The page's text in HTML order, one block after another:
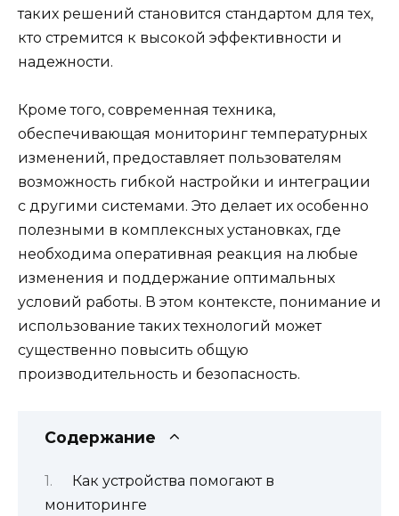
таких решений становится стандартом для тех,
кто стремится к высокой эффективности и
надежности.
Кроме того, современная техника,
обеспечивающая мониторинг температурных
изменений, предоставляет пользователям
возможность гибкой настройки и интеграции
с другими системами. Это делает их особенно
полезными в комплексных установках, где
необходима оперативная реакция на любые
изменения и поддержание оптимальных
условий работы. В этом контексте, понимание и
использование таких технологий может
существенно повысить общую
производительность и безопасность.
Содержание
Как устройства помогают в
мониторинге